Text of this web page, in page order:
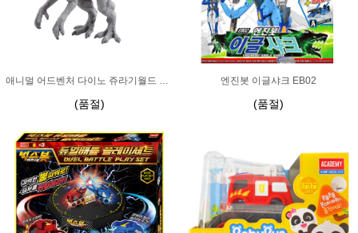
애니멀 어드벤처 다이노 쥬라기월드 인도미누스렉스
(품절)
엔진봇 이글샤크 EB02
(품절)